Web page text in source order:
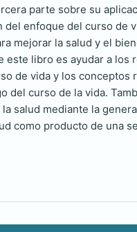
parte sobre su
enfoque del curso de
mejorar la salud y el
libro es ayudar a
de vida y los conceptos
del curso de la vida.
salud mediante la
como producto de una